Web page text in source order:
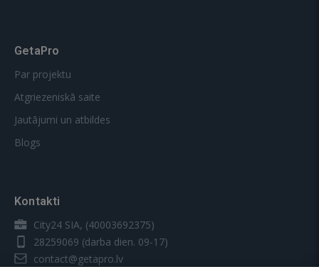
GetaPro
Par projektu
Atgriezeniskā saite
Jautājumi un atbildes
Blogs
Kontakti
City24 SIA, (40003692375)
28259069 (darba dien. 09-17)
contact@getapro.lv